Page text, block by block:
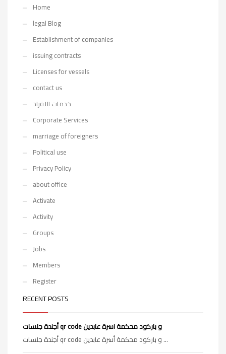
Home
legal Blog
Establishment of companies
issuing contracts
Licenses for vessels
contact us
خدمات الافراد
Corporate Services
marriage of foreigners
Political use
Privacy Policy
about office
Activate
Activity
Groups
Jobs
Members
Register
RECENT POSTS
أجندة جلسات qr code و باركود محكمة اسرة عابدين
أجندة جلسات qr code و باركود محكمة أسرة عابدين ...